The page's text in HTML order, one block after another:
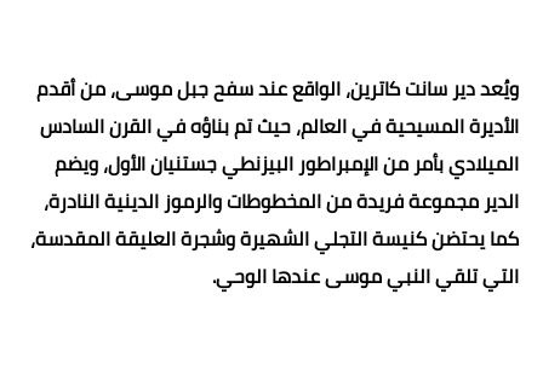
ويُعد دير سانت كاترين، الواقع عند سفح جبل موسى، من أقدم
الأديرة المسيحية في العالم، حيث تم بناؤه في القرن السادس
الميلادي بأمر من الإمبراطور البيزنطي جستنيان الأول، ويضم
الدير مجموعة فريدة من المخطوطات والرموز الدينية النادرة،
كما يحتضن كنيسة التجلي الشهيرة وشجرة العليقة المقدسة،
التي تلقي النبي موسى عندها الوحي.